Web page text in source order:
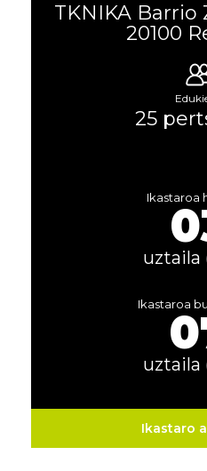
TKNIKA Barrio
20100
25
Ikastaroa
uztaila
Ikastaroa
uztaila
Ikastaro